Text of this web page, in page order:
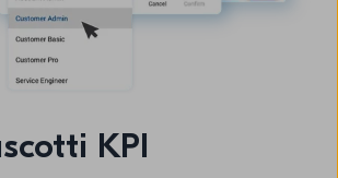
KPI